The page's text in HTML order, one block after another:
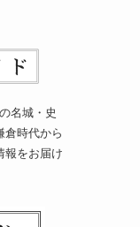
名城・史
倉時代から
報をお届け